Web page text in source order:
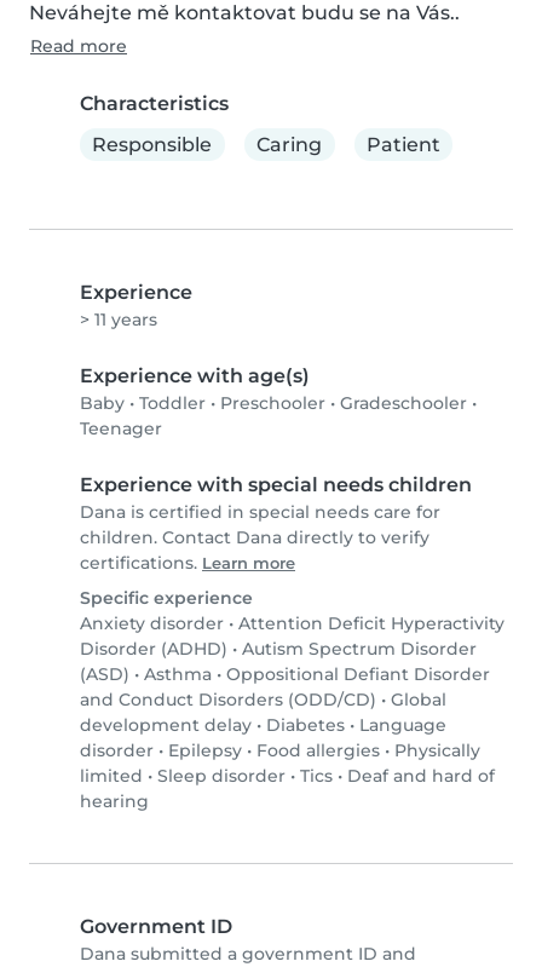
Neváhejte mě kontaktovat budu se na Vás..
Read more
Characteristics
Responsible
Caring Patient
Experience
> 11 years
Experience with age(s)
Baby • Toddler • Preschooler • Gradeschooler •
Teenager
Experience with special needs children
Dana is certified in special needs care for
children. Contact Dana directly to verify
certifications. Learn more
Specific experience
Anxiety disorder • Attention Deficit Hyperactivity
Disorder (ADHD) • Autism Spectrum Disorder
(ASD) • Asthma • Oppositional Defiant Disorder
and Conduct Disorders (ODD/CD) • Global
development delay • Diabetes • Language
disorder • Epilepsy • Food allergies • Physically
limited • Sleep disorder • Tics • Deaf and hard of
hearing
Government ID
Dana submitted a government ID and